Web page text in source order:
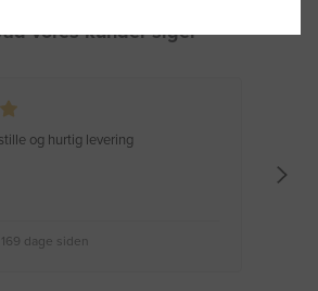
vores kunder siger
og hurtig levering
169 dage siden